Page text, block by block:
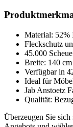
Material: 52%
Fleckschutz
45.000
Breite: 140 cm
Verfügbar in
Ideal für
Jab Anstoetz
Qualität:
Überzeugen Sie